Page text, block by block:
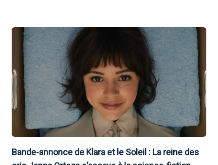
Bande-annonce de Klara et le Soleil : La reine des